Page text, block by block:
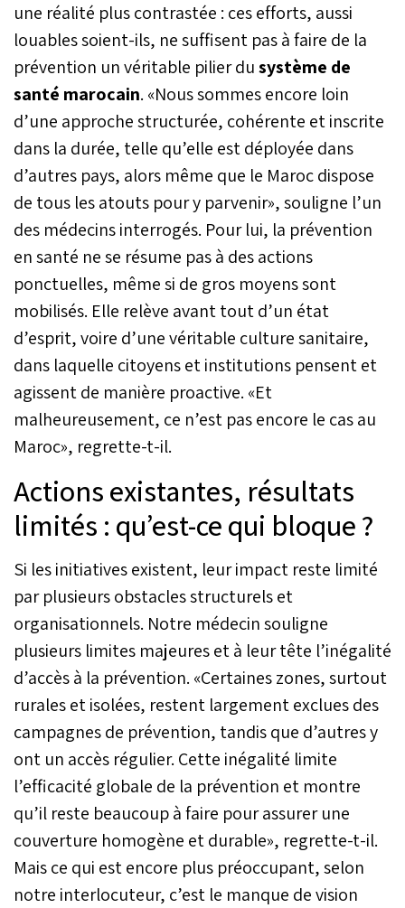
une réalité plus contrastée : ces efforts, aussi
louables soient-ils, ne suffisent pas à faire de la
prévention un véritable pilier dusystème de
santé marocain. «Nous sommes encore loin
d’une approche structurée, cohérente et inscrite
dans la durée, telle qu’elle est déployée dans
d’autres pays, alors même que le Maroc dispose
de tous les atouts pour y parvenir», souligne l’un
des médecins interrogés. Pour lui, la prévention
en santé ne se résume pas à des actions
ponctuelles, même si de gros moyens sont
mobilisés. Elle relève avant tout d’un état
d’esprit, voire d’une véritable culture sanitaire,
dans laquelle citoyens et institutions pensent et
agissent de manière proactive. «Et
malheureusement, ce n’est pas encore le cas au
Maroc», regrette-t-il.
Actions existantes, résultats
limités : qu’est-ce qui bloque ?
Si les initiatives existent, leur impact reste limité
par plusieurs obstacles structurels et
organisationnels. Notre médecin souligne
plusieurs limites majeures et à leur tête l’inégalité
d’accès à la prévention. «Certaines zones, surtout
rurales et isolées, restent largement exclues des
campagnes de prévention, tandis que d’autres y
ont un accès régulier. Cette inégalité limite
l’efficacité globale de la prévention et montre
qu’il reste beaucoup à faire pour assurer une
couverture homogène et durable», regrette-t-il.
Mais ce qui est encore plus préoccupant, selon
notre interlocuteur, c’est le manque de vision